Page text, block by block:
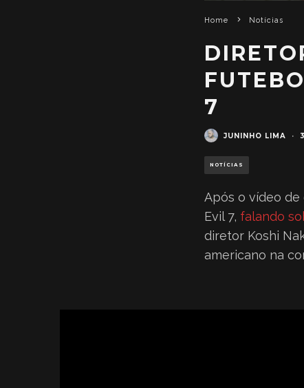
Home Notícias
7
JUNINHO LIMA ·
NOTÍCIAS
Após o vídeo
Evil 7, falando
diretor Koshi
americano na